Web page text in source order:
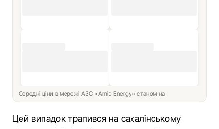
Середні ціни в мережі АЗС «Amic Energy» станом на
Цей випадок трапився на сахалінському